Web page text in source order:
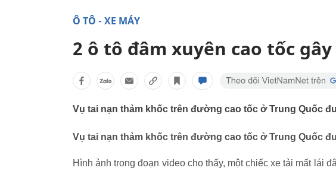
Ô TÔ - XE MÁY
2 ô tô đâm xuyên cao tốc
Vụ tai nạn thảm khốc trên đường cao tốc ở Trung Quốc
Vụ tai nạn thảm khốc trên đường cao tốc ở Trung Quốc
Hình ảnh trong đoạn video cho thấy, một chiếc xe tải mất lái